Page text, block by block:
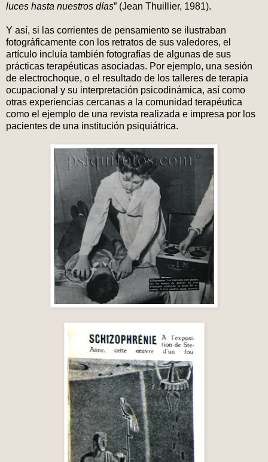
luces hasta nuestros días” (Jean Thuillier, 1981).
Y así, si las corrientes de pensamiento se ilustraban
fotográficamente con los retratos de sus valedores, el
artículo incluía también fotografías de algunas de sus
prácticas terapéuticas asociadas. Por ejemplo, una sesión
de electrochoque, o el resultado de los talleres de terapia
ocupacional y su interpretación psicodinámica, así como
otras experiencias cercanas a la comunidad terapéutica
como el ejemplo de una revista realizada e impresa por los
pacientes de una institución psiquiátrica.